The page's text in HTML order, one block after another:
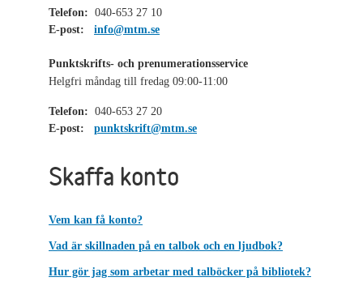
Telefon: 040-653 27 10
E-post:
info@mtm.se
Punktskrifts- och prenumerationsservice
Helgfri måndag till fredag 09:00-11:00
Telefon: 040-653 27 20
E-post:
punktskrift@mtm.se
Skaffa konto
Vem kan få konto?
Vad är skillnaden på en talbok och en ljudbok?
Hur gör jag som arbetar med talböcker på bibliotek?